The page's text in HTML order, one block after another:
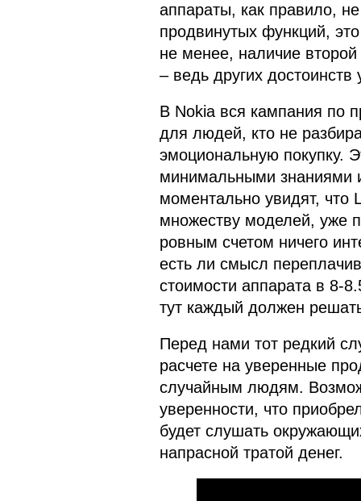
аппараты, как правило,
продвинутых функций,
не менее, наличие
– ведь других
В Nokia вся кампания по
для людей, кто не
эмоциональную покупку.
минимальными знаниями
моментально увидят, что
множеству моделей, уже
ровным счетом ничего
есть ли смысл
стоимости аппарата в 8-
тут каждый должен
Перед нами тот редкий
расчете на уверенные
случайным людям.
уверенности, что
будет слушать
напрасной тратой денег.